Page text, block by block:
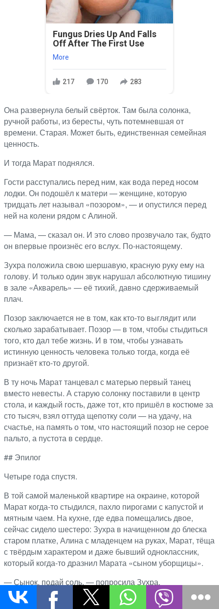
Fungus Dries Up And Falls
Off After The First Use
More
217 170 283
Она развернула белый свёрток. Там была солонка,
ручной работы, из бересты, чуть потемневшая от
времени. Старая. Может быть, единственная семейная
ценность.
И тогда Марат поднялся.
Гости расступались перед ним, как вода перед носом
лодки. Он подошёл к матери — женщине, которую
тридцать лет называл «позором», — и опустился перед
ней на колени рядом с Алиной.
— Мама, — сказал он. И это слово прозвучало так, будто
он впервые произнёс его вслух. По-настоящему.
Зухра положила свою шершавую, красную руку ему на
голову. И только один звук нарушал абсолютную тишину
в зале «Акварель» — её тихий, давно сдерживаемый
плач.
Позор заключается не в том, как кто-то выглядит или
сколько зарабатывает. Позор — в том, чтобы стыдиться
того, кто дал тебе жизнь. И в том, чтобы узнавать
истинную ценность человека только тогда, когда её
признаёт кто-то другой.
В ту ночь Марат танцевал с матерью первый танец
вместо невесты. А старую солонку поставили в центр
стола, и каждый гость, даже тот, кто пришёл в костюме за
сто тысяч, взял оттуда щепотку соли — на удачу, на
счастье, на память о том, что настоящий позор не серое
пальто, а пустота в сердце.
## Эпилог
Четыре года спустя.
В той самой маленькой квартире на окраине, которой
Марат когда-то стыдился, пахло пирогами с капустой и
мятным чаем. На кухне, где едва помещались двое,
сейчас сидело шестеро: Зухра в начищенном до блеска
старом платке, Алина с младенцем на руках, Марат, тёща
с твёрдым характером и даже бывший одноклассник,
который когда-то дразнил Марата «сыном уборщицы».
— Сынок, подай соль, — попросила Зухра.
Марат протянул ту самую берестяную солонку — теперь